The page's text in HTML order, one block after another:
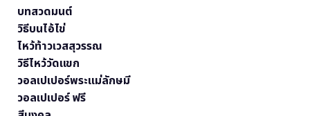
บทสวดมนต์
วิธีบนไอ้ไข่
ไหว้ท้าวเวสสุวรรณ
วิธีไหว้วัดแขก
วอลเปเปอร์พระแม่ลักษมี
วอลเปเปอร์ ฟรี